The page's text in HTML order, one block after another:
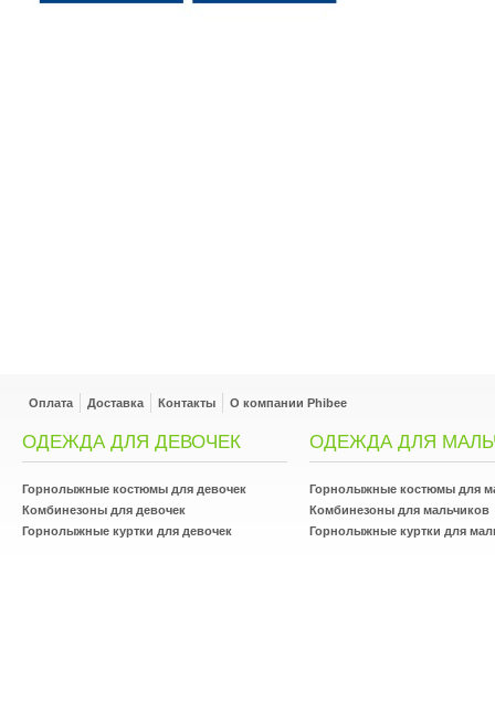
Оплата Доставка Контакты О компании Phibee
ОДЕЖДА ДЛЯ ДЕВОЧЕК
Горнолыжные костюмы для девочек
Комбинезоны для девочек
Горнолыжные куртки для девочек
ОДЕЖДА ДЛЯ
Горнолыжные костюмы для
Комбинезоны для мальчиков
Горнолыжные куртки для